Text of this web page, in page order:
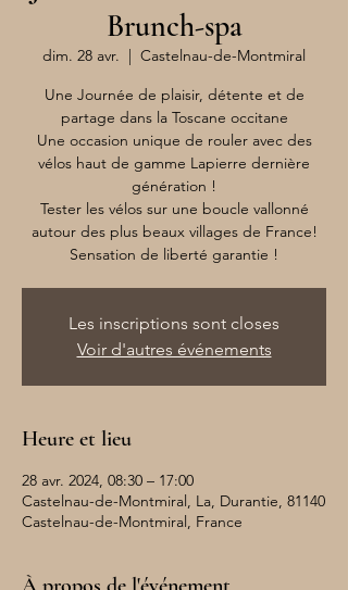
Brunch-spa
dim. 28 avr.
  |
Castelnau-de-Montmiral
Une Journée de plaisir, détente et de
partage dans la Toscane occitane
Une occasion unique de rouler avec des
vélos haut de gamme Lapierre dernière
génération !
Tester les vélos sur une boucle vallonné
autour des plus beaux villages de France!
Sensation de liberté garantie !
Les inscriptions sont closes
Voir d'autres événements
Heure et lieu
28 avr. 2024, 08:30 – 17:00
Castelnau-de-Montmiral, La, Durantie, 81140
Castelnau-de-Montmiral, France